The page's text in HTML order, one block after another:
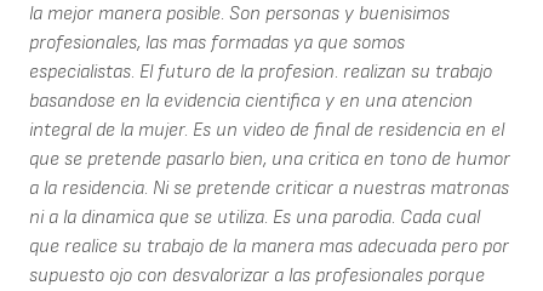
la mejor manera posible. Son personas y buenisimos
profesionales, las mas formadas ya que somos
especialistas. El futuro de la profesion. realizan su trabajo
basandose en la evidencia cientifica y en una atencion
integral de la mujer. Es un video de final de residencia en el
que se pretende pasarlo bien, una critica en tono de humor
a la residencia. Ni se pretende criticar a nuestras matronas
ni a la dinamica que se utiliza. Es una parodia. Cada cual
que realice su trabajo de la manera mas adecuada pero por
supuesto ojo con desvalorizar a las profesionales porque